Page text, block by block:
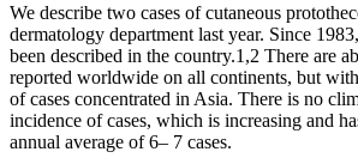
We describe two cases of cutaneous
dermatology department last year. Since
been described in the country.1,2 There are
reported worldwide on all continents, but
of cases concentrated in Asia. There is no
incidence of cases, which is increasing and
annual average of 6– 7 cases.